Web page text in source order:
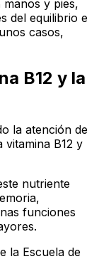
y pies,
del equilibrio e
casos,
B12 y la
la atención de
vitamina B12 y
nutriente
funciones
la Escuela de